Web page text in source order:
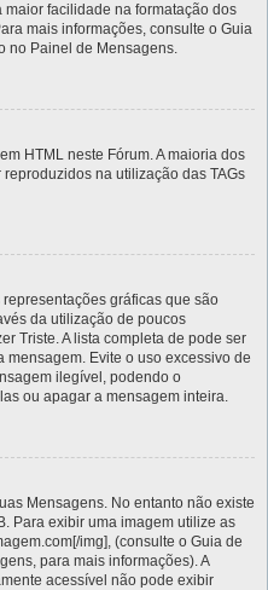
facilidade na formatação dos
mais informações, consulte o Guia
no Painel de Mensagens.
HTML neste Fórum. A maioria dos
na utilização das TAGs
gráficas que são
da utilização de poucos
Triste. A lista completa de pode ser
Evite o uso excessivo de
ilegível, podendo o
ou apagar a mensagem inteira.
Mensagens. No entanto não existe
Para exibir uma imagem utilize as
img], (consulte o Guia de
para mais informações). A
acessível não pode exibir